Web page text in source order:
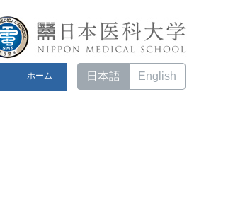
ホーム 日本語 English